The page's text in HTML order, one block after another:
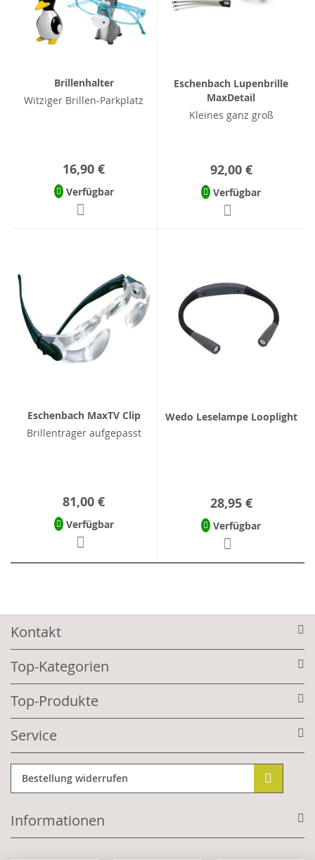
Brillenhalter
Witziger Brillen-Parkplatz
16,90 €
Verfügbar
Eschenbach Lupenbrille
MaxDetail
Kleines ganz groß
92,00 €
Verfügbar
Eschenbach MaxTV Clip
Brillenträger aufgepasst
81,00 €
Verfügbar
Wedo Leselampe Looplight
28,95 €
Verfügbar
Kontakt
Top-Kategorien
Top-Produkte
Service
Bestellung widerrufen
Informationen